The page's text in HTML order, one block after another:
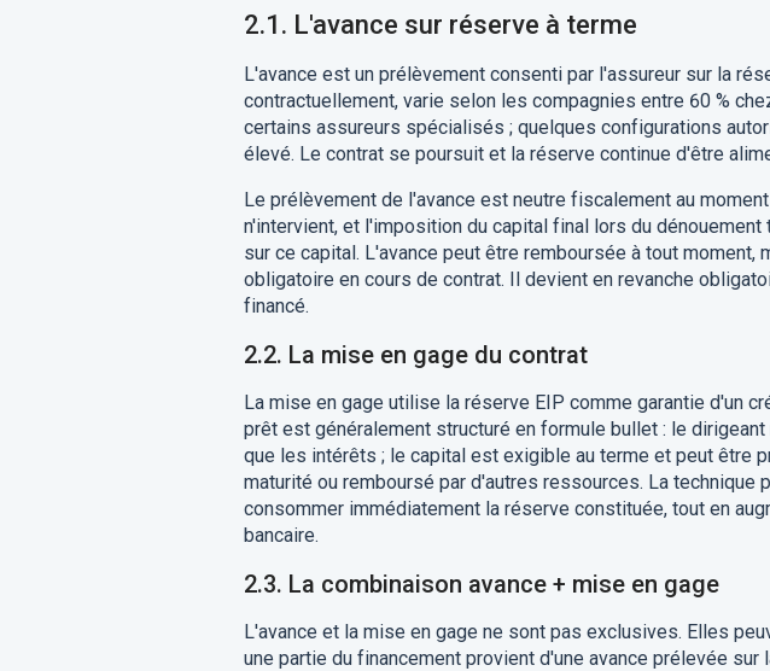
2.1. L'avance sur réserve à terme
L'avance est un prélèvement consenti par l'assureur sur la
contractuellement, varie selon les compagnies entre 60 %
certains assureurs spécialisés ; quelques configurations
élevé. Le contrat se poursuit et la réserve continue d'être
Le prélèvement de l'avance est neutre fiscalement au
n'intervient, et l'imposition du capital final lors du
sur ce capital. L'avance peut être remboursée à tout moment,
obligatoire en cours de contrat. Il devient en revanche
financé.
2.2. La mise en gage du contrat
La mise en gage utilise la réserve EIP comme garantie d'un
prêt est généralement structuré en formule bullet : le
que les intérêts ; le capital est exigible au terme et peut être
maturité ou remboursé par d'autres ressources. La technique
consommer immédiatement la réserve constituée, tout en
bancaire.
2.3. La combinaison avance + mise en gage
L'avance et la mise en gage ne sont pas exclusives. Elles
une partie du financement provient d'une avance prélevée